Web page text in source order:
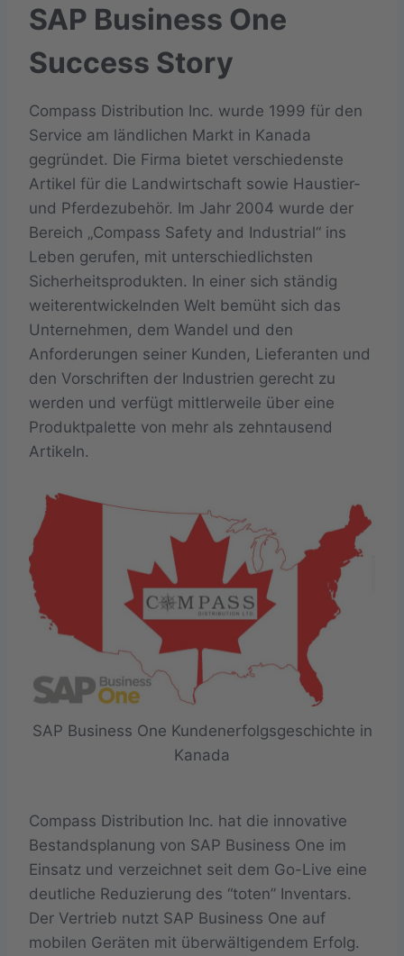
SAP Business One
Success Story
Compass Distribution Inc. wurde 1999 für den
Service am ländlichen Markt in Kanada
gegründet. Die Firma bietet verschiedenste
Artikel für die Landwirtschaft sowie Haustier-
und Pferdezubehör. Im Jahr 2004 wurde der
Bereich „Compass Safety and Industrial“ ins
Leben gerufen, mit unterschiedlichsten
Sicherheitsprodukten. In einer sich ständig
weiterentwickelnden Welt bemüht sich das
Unternehmen, dem Wandel und den
Anforderungen seiner Kunden, Lieferanten und
den Vorschriften der Industrien gerecht zu
werden und verfügt mittlerweile über eine
Produktpalette von mehr als zehntausend
Artikeln.
SAP Business One Kundenerfolgsgeschichte in
Kanada
Compass Distribution Inc. hat die innovative
Bestandsplanung von SAP Business One im
Einsatz und verzeichnet seit dem Go-Live eine
deutliche Reduzierung des “toten” Inventars.
Der Vertrieb nutzt SAP Business One auf
mobilen Geräten mit überwältigendem Erfolg.